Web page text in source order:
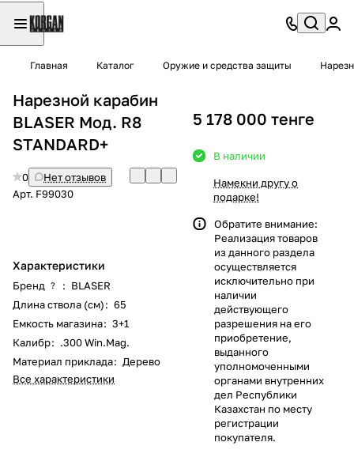
Главная Каталог Оружие и средства защиты
Нарезной карабин
BLASER Мод. R8
STANDARD+
0
Нет отзывов
Арт. F99030
Характеристики
Бренд ? : BLASER
Длина ствола (см): 65
Емкость магазина: 3+1
Калибр: .300 Win.Mag.
Материал приклада: Дерево
Все характеристики
5 178 000 тенге
В наличии
Намекни другу о
подарке!
Обратите внимание:
Реализация товаров
из данного раздела
осуществляется
исключительно при
наличии
действующего
разрешения на его
приобретение,
выданного
уполномоченными
органами внутренних
дел Республики
Казахстан по месту
регистрации
покупателя.